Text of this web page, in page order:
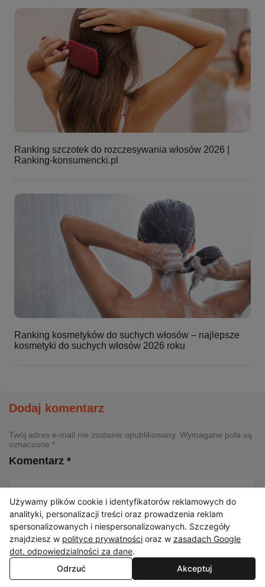
Ranking szczotek do rozczesywania włosów 2026 |
Ranking-konsumencki.pl
Ranking kosmetyków do suchych włosów – najlepsze
kosmetyki do suchych włosów 2026 roku
Dodaj komentarz
Twój adres e-mail nie zostanie opublikowany. Wymagane pola są
oznaczone *
Komentarz *
Używamy plików cookie i identyfikatorów reklamowych do
analityki, personalizacji treści oraz prowadzenia reklam
spersonalizowanych i niespersonalizowanych. Szczegóły
znajdziesz w polityce prywatności oraz w zasadach Google
dot. odpowiedzialności za dane.
Odrzuć
Akceptuj